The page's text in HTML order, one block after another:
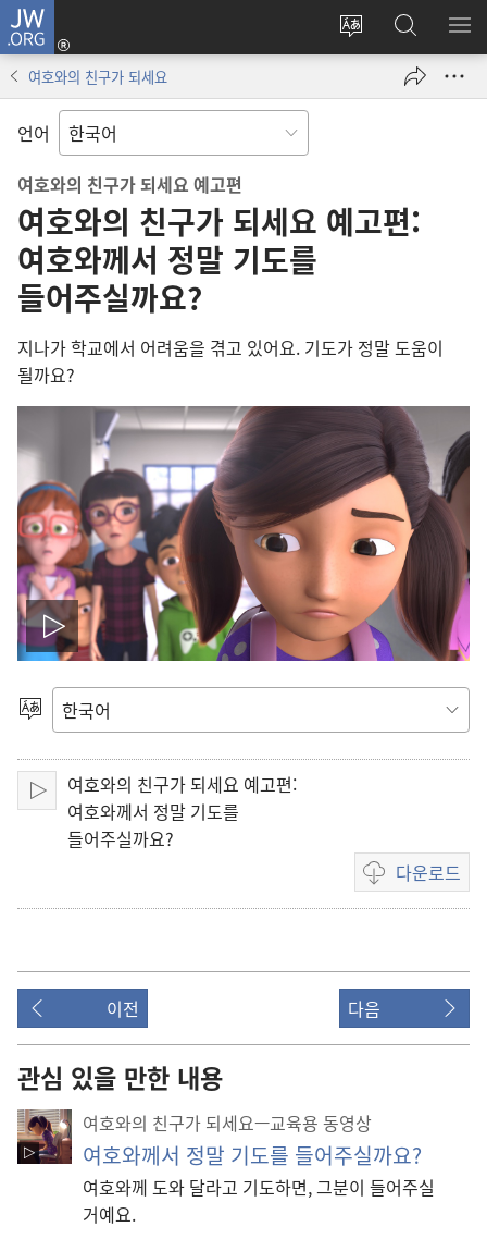
JW.ORG
사이트
변경
로그인
(새로운
열기)
JW.ORG
검색
메
여호와의 친구가 되세요
언어
여호와의 친구가 되세요 예고편
여호와의 친구가 되세요 예고편:
여호와께서 정말 기도를
들어주실까요?
지나가 학교에서 어려움을 겪고 있어요. 기도가 정말 도움이
될까요?
동
영
상
재
생
하
기
언어
재생
여호와의 친구가 되세요 예고편:
여호와께서 정말 기도를
들어주실까요?
다운로드
동영상
다운로드
이전 다음
관심 있을 만한 내용
여호와의 친구가 되세요—교육용 동영상
여호와께서 정말 기도를 들어주실까요?
여호와께 도와 달라고 기도하면, 그분이 들어주실
거예요.